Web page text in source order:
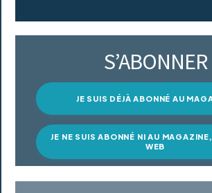
S’ABONNER
JE SUIS DÉJÀ ABONNÉ AU
JE NE SUIS ABONNÉ NI AU
WEB